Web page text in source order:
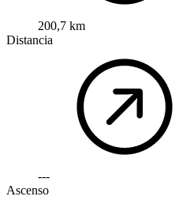
200,7 km
Distancia
---
Ascenso